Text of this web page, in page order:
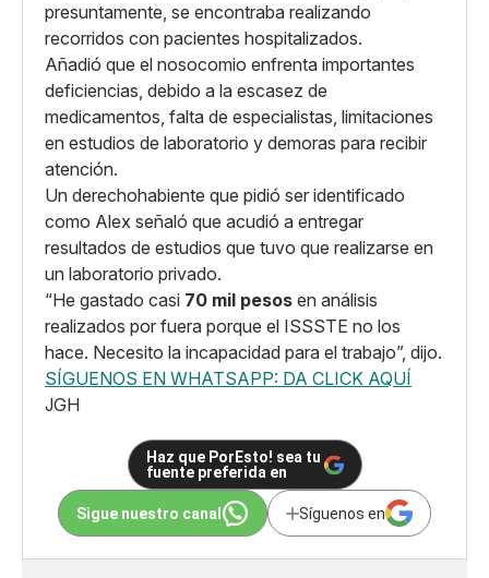
presuntamente, se encontraba realizando
recorridos con pacientes hospitalizados.
Añadió que el nosocomio enfrenta importantes
deficiencias, debido a la escasez de
medicamentos, falta de especialistas, limitaciones
en estudios de laboratorio y demoras para recibir
atención.
Un derechohabiente que pidió ser identificado
como Alex señaló que acudió a entregar
resultados de estudios que tuvo que realizarse en
un laboratorio privado.
“He gastado casi 70 mil pesos en análisis
realizados por fuera porque el ISSSTE no los
hace. Necesito la incapacidad para el trabajo”, dijo.
SÍGUENOS EN WHATSAPP: DA CLICK AQUÍ
JGH
Haz que PorEsto! sea tu
fuente preferida en
Sigue nuestro canal Síguenos en